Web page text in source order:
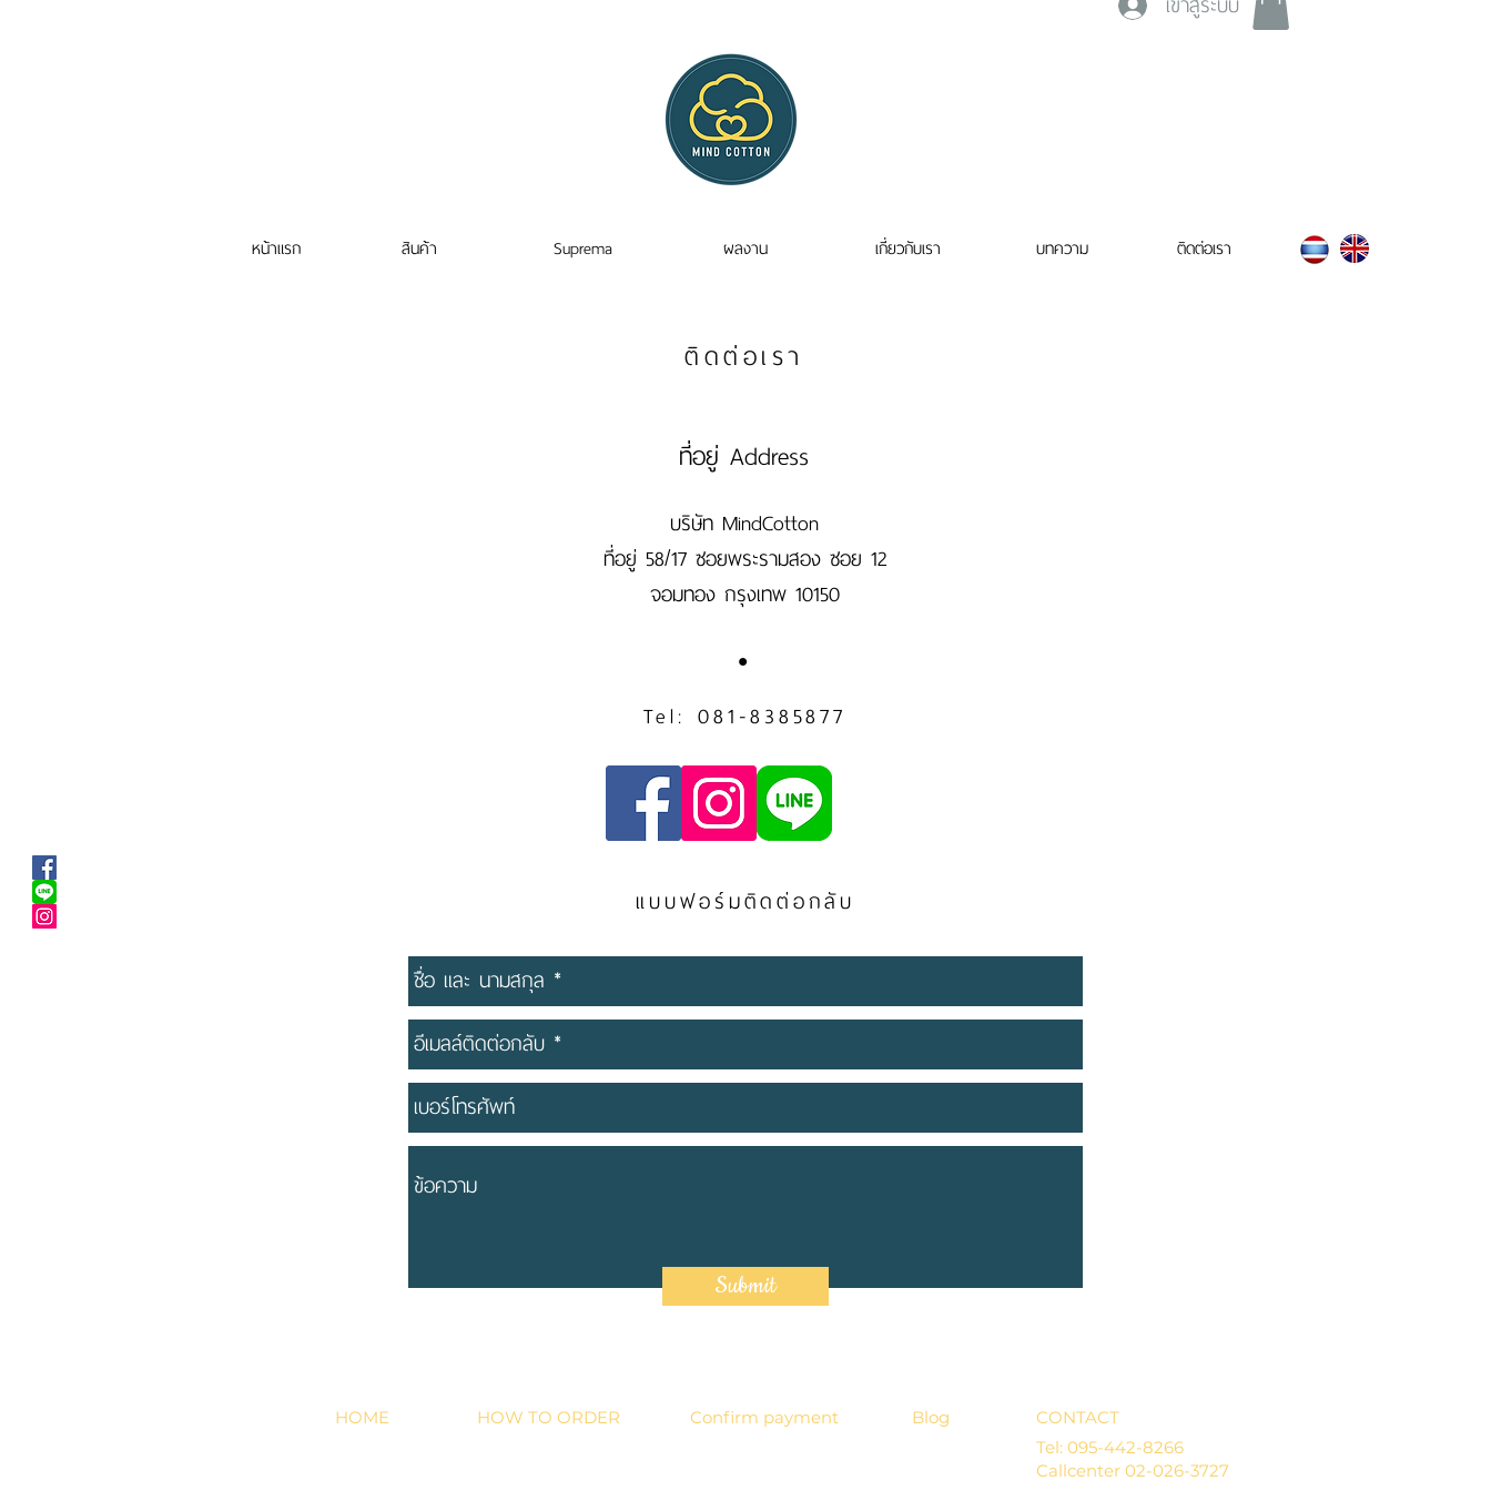
หน้าแรก สินค้า Suprema ผลงาน เกี่ยวกับเรา บทความ ติดต่อเรา
ติดต่อเรา
ที่อยู่ Address
บริษัท MindCotton
ที่อยู่ 58/17 ซอยพระรามสอง ซอย 12
จอมทอง กรุงเทพ 10150
Tel: 081-8385877
แบบฟอร์มติดต่อกลับ
Submit
HOME HOW TO ORDER Confirm payment Blog
CONTACT
Tel: 095-442-8266
Callcenter 02-026-3727